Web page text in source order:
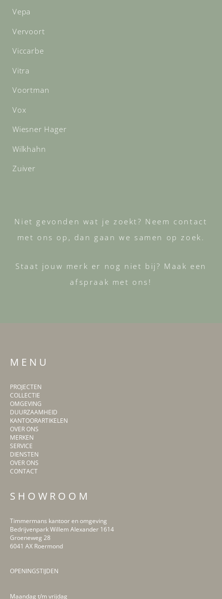
Vepa
Vervoort
Viccarbe
Vitra
Voortman
Vox
Wiesner Hager
Wilkhahn
Zuiver
Niet gevonden wat je zoekt? Neem contact
met ons op, dan gaan we samen op zoek.
Staat jouw merk er nog niet bij? Maak een
afspraak met ons!
M E N U
PROJECTEN
COLLECTIE
OMGEVING
DUURZAAMHEID
KANTOORARTIKELEN
OVER ONS
MERKEN
SERVICE
DIENSTEN
OVER ONS
CONTACT
S H O W R O O M
Timmermans kantoor en omgeving
Bedrijvenpark Willem Alexander 1614
Groeneweg 28
6041 AX Roermond
OPENINGSTIJDEN
Maandag t/m vrijdag